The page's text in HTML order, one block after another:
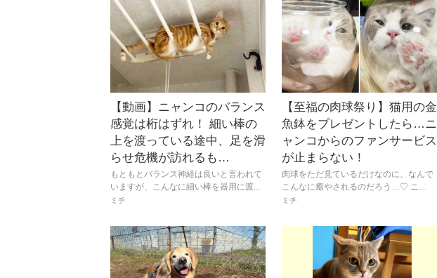
【動画】ニャンコのバランス
感覚は桁はずれ！ 細い棒の
上を渡っている途中、足を滑
らせ危機が訪れるも…
もともとバランス神経は良いと言われて
いますが、こんなに細い棒を器用に渡...
ミチ
【至福の肉球祭り】猫用の金
魚鉢をプレゼントしたら…ニ
ャンコからのファンサービス
が止まらない！
肉球をただ見ているだけなのに、なんで
こんなに癒やされるのだろう…♡ ニ...
ミチ